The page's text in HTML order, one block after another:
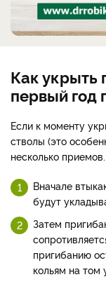
Как укрыть
первый год
Если к моменту
стволы (это
несколько приемов.
Вначале
будут
Затем
пригибанию
кольям на том